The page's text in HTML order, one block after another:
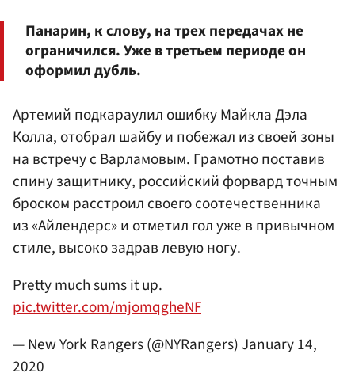
Панарин, к слову, на трех передачах не
ограничился. Уже в третьем периоде он
оформил дубль.
Артемий подкараулил ошибку Майкла Дэла
Колла, отобрал шайбу и побежал из своей зоны
на встречу с Варламовым. Грамотно поставив
спину защитнику, российский форвард точным
броском расстроил своего соотечественника
из «Айлендерс» и отметил гол уже в привычном
стиле, высоко задрав левую ногу.
Pretty much sums it up.
pic.twitter.com/mjomqgheNF
— New York Rangers (@NYRangers)January 14,
2020